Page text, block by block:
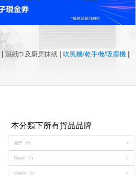
濕紙巾及廚房抹紙 吹風機/乾手機/吸塵機
本分類下所有貨品品牌
全部 （6） >
Dyson （3） >
Vortice （3） >